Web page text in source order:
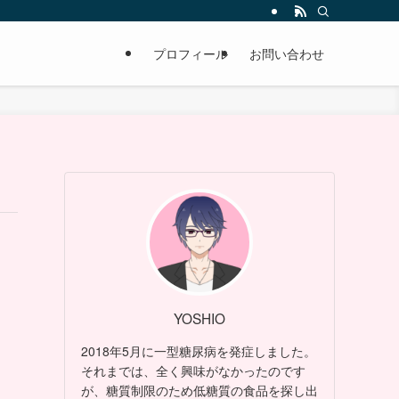
プロフィール お問い合わせ
YOSHIO
2018年5月に一型糖尿病を発症しました。
それまでは、全く興味がなかったのです
が、糖質制限のため低糖質の食品を探し出